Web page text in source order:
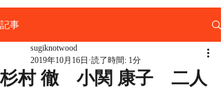
記事
杉村 徹 小関 康子 二人
sugiknotwood
2019年10月16日 読了時間: 1分